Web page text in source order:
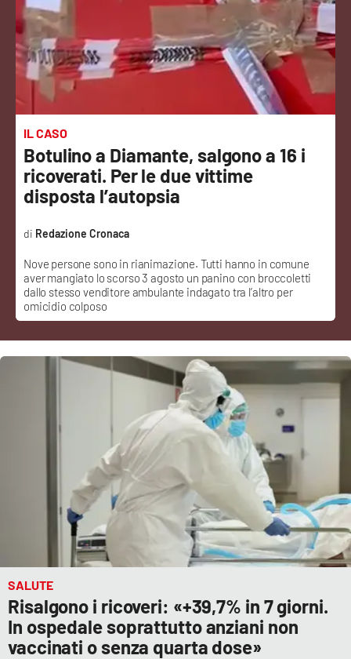
Sanità
Sport
Cultura
Podcast
Meteo
Editoriali
VIDEO
Ambiente
Cronaca
Economia e Lavoro
Sanità
Sport
RUBRICHE
IL CASO
Botulino a Diamante, salgono a 16 i
ricoverati. Per le due vittime
disposta l’autopsia
Nove persone sono in rianimazione. Tutti hanno in comune
aver mangiato lo scorso 3 agosto un panino con broccoletti
dallo stesso venditore ambulante indagato tra l’altro per
omicidio colposo
Redazione Cronaca
SALUTE
Risalgono i ricoveri: «+39,7% in 7 giorni.
In ospedale soprattutto anziani non
vaccinati o senza quarta dose»